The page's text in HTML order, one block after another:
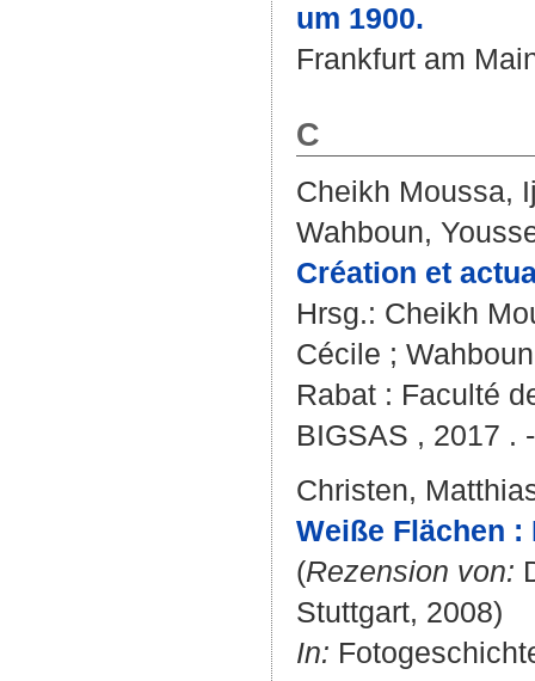
um 1900.
Frankfurt am
C
Cheikh Moussa,
Wahboun,
Création et
Hrsg.: Cheikh
Cécile ;
Rabat : Faculté
BIGSAS , 2017 .
Christen,
Weiße Flächen
(Rezension von:
Stuttgart, 2008)
In: